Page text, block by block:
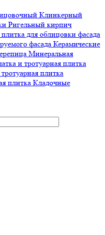
Клинкерный
Ригельный кирпич
для облицовки фасада
фасада Керамические
Минеральная
и тротуарная плитка
плитка
плитка Кладочные